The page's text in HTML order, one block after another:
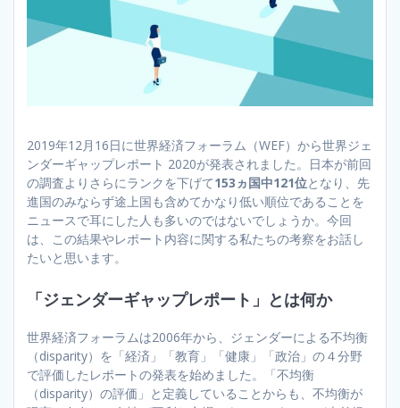
2019年12月16日に世界経済フォーラム（WEF）から世界ジェ
ンダーギャップレポート 2020が発表されました。日本が前回
の調査よりさらにランクを下げて153ヵ国中121位となり、先
進国のみならず途上国も含めてかなり低い順位であることを
ニュースで耳にした人も多いのではないでしょうか。今回
は、この結果やレポート内容に関する私たちの考察をお話し
たいと思います。
「ジェンダーギャップレポート」とは何か
世界経済フォーラムは2006年から、ジェンダーによる不均衡
（disparity）を「経済」「教育」「健康」「政治」の４分野
で評価したレポートの発表を始めました。「不均衡
（disparity）の評価」と定義していることからも、不均衡が